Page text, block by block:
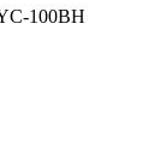
100BH